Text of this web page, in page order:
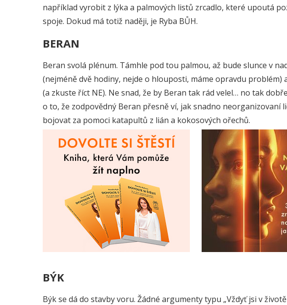
například vyrobit z lýka a palmových listů zrcadlo, které upoutá
spoje. Dokud má totiž naději, je Ryba BŮH.
BERAN
Beran svolá plénum. Támhle pod tou palmou, až bude slunce v
(nejméně dvě hodiny, nejde o hlouposti, máme opravdu
(a zkuste říct NE). Ne snad, že by Beran tak rád velel… no tak
o to, že zodpovědný Beran přesně ví, jak snadno neorganizovaní
bojovat za pomoci katapultů z lián a kokosových ořechů.
BÝK
Býk se dá do stavby voru. Žádné argumenty typu „Vždyť jsi v